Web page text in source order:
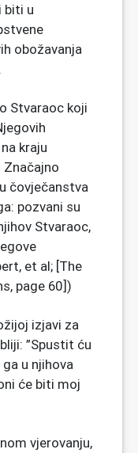
biti u
obožavanja
Stvaraoc koji
kraju
čovječanstva
pozvani su
Stvaraoc,
et al; [The
page 60])
izjavi za
”Spustit ću
u njihova
će biti moj
vjerovanju,